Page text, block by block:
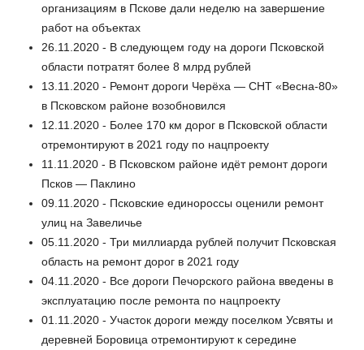
организациям в Пскове дали неделю на завершение
работ на объектах
26.11.2020 - В следующем году на дороги Псковской
области потратят более 8 млрд рублей
13.11.2020 - Ремонт дороги Черёха — СНТ «Весна-80»
в Псковском районе возобновился
12.11.2020 - Более 170 км дорог в Псковской области
отремонтируют в 2021 году по нацпроекту
11.11.2020 - В Псковском районе идёт ремонт дороги
Псков — Паклино
09.11.2020 - Псковские единороссы оценили ремонт
улиц на Завеличье
05.11.2020 - Три миллиарда рублей получит Псковская
область на ремонт дорог в 2021 году
04.11.2020 - Все дороги Печорского района введены в
эксплуатацию после ремонта по нацпроекту
01.11.2020 - Участок дороги между поселком Усвяты и
деревней Боровица отремонтируют к середине